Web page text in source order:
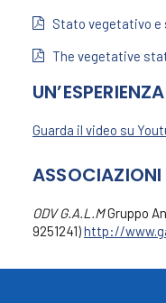
Stato vegetativo
The vegetative
UN’ESPERIENZA
Guarda il video su
ASSOCIAZIONI
ODV G.A.L.MGruppo
9251241)http://